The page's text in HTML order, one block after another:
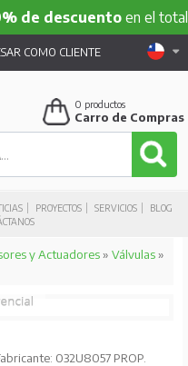
de descuentoen el total
PROYECTOS SERVICIOS
BLOG
COMO CLIENTE
0 productos
Carro de Compras
y Actuadores» Válvulas»
032U8057 PROP.